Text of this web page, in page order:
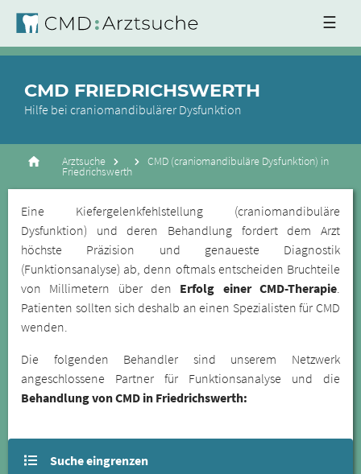
☰
CMD FRIEDRICHSWERTH
Hilfe bei craniomandibulärer Dysfunktion
Arztsuche CMD (craniomandibuläre Dysfunktion) in
Friedrichswerth
Eine Kiefergelenkfehlstellung (craniomandibuläre
Dysfunktion) und deren Behandlung fordert dem Arzt
höchste Präzision und genaueste Diagnostik
(Funktionsanalyse) ab, denn oftmals entscheiden Bruchteile
von Millimetern über den Erfolg einer CMD-Therapie.
Patienten sollten sich deshalb an einen Spezialisten für CMD
wenden.
Die folgenden Behandler sind unserem Netzwerk
angeschlossene Partner für Funktionsanalyse und die
Behandlung von CMD in Friedrichswerth:
Suche eingrenzen